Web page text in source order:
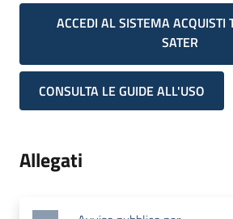
ACCEDI AL SISTEMA ACQUISTI
SATER
CONSULTA LE GUIDE ALL'USO
Allegati